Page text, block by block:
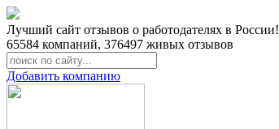
Лучший сайт отзывов о работодателях в России!
65584 компаний, 376497 живых отзывов
Добавить компанию